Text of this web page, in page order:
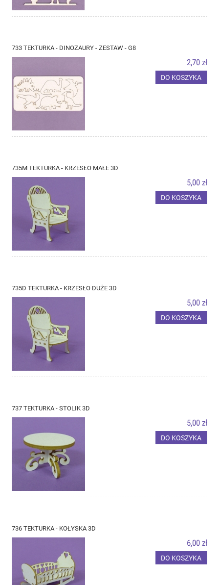
733 TEKTURKA - DINOZAURY - ZESTAW - G8
2,70 zł
DO KOSZYKA
735M TEKTURKA - KRZESŁO MAŁE 3D
5,00 zł
DO KOSZYKA
735D TEKTURKA - KRZESŁO DUŻE 3D
5,00 zł
DO KOSZYKA
737 TEKTURKA - STOLIK 3D
5,00 zł
DO KOSZYKA
736 TEKTURKA - KOŁYSKA 3D
6,00 zł
DO KOSZYKA